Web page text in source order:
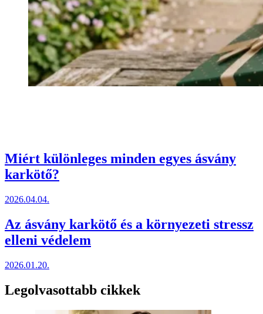
Miért különleges minden egyes ásvány
karkötő?
2026.04.04.
Az ásvány karkötő és a környezeti stressz
elleni védelem
2026.01.20.
Legolvasottabb cikkek